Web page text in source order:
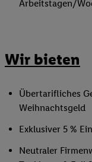
Arbeitstagen/
Wir bieten
Übertarifliches
Weihnachtsgeld
Exklusiver 5 %
Neutraler